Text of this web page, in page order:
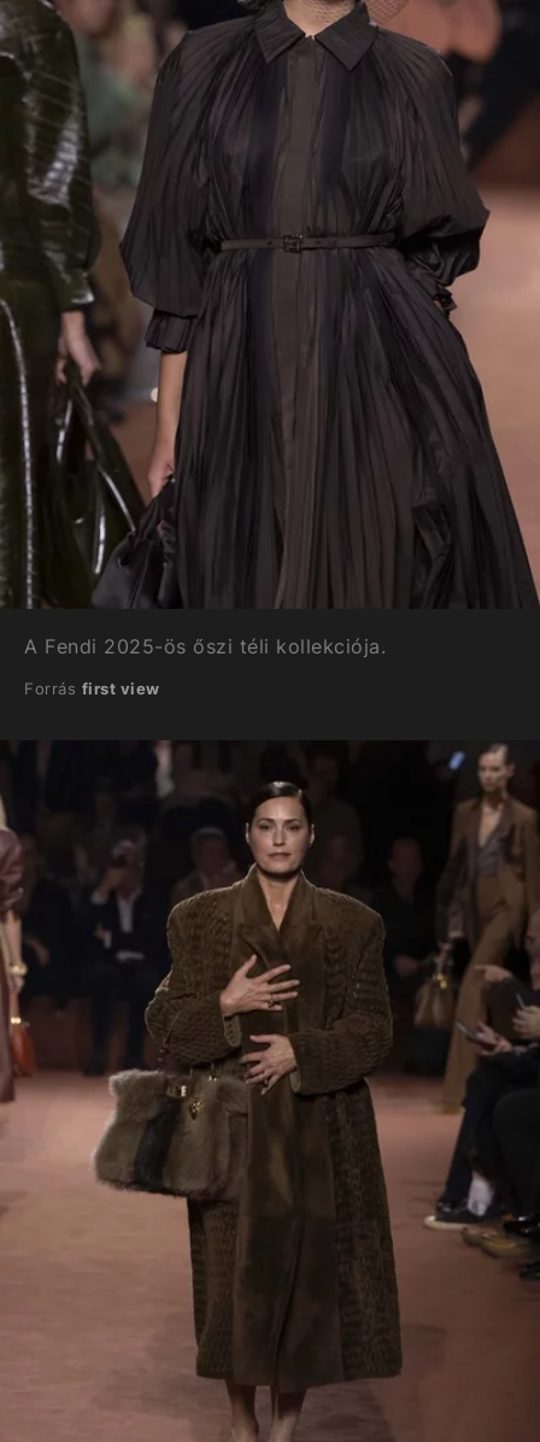
A Fendi 2025-ös őszi téli kollekciója.
Forrás first view